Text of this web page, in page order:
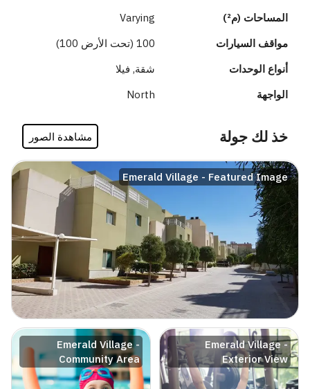
المساحات (م²)
Varying
مواقف السيارات
100 (تحت الأرض 100)
أنواع الوحدات
شقة, فيلا
الواجهة
North
خذ لك جولة مشاهدة الصور
Emerald Village - Featured Image
Emerald Village -
Exterior View
Emerald Village -
Community Area